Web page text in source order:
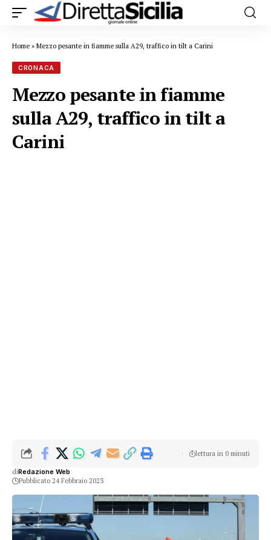
Home » Mezzo pesante in fiamme sulla A29, traffico in tilt a Carini
CRONACA
Mezzo pesante in fiamme
sulla A29, traffico in tilt a
Carini
diRedazione Web
Pubblicato 24 Febbraio 2023
lettura in 0 minuti